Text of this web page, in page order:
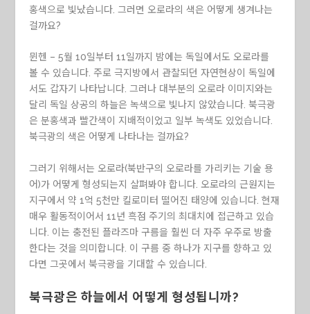
홍색으로 빛났습니다. 그러면 오로라의 색은 어떻게 생겨나는
걸까요?
뮌헨 – 5월 10일부터 11일까지 밤에는 독일에서도 오로라를
볼 수 있습니다. 주로 극지방에서 관찰되던 자연현상이 독일에
서도 갑자기 나타납니다. 그러나 대부분의 오로라 이미지와는
달리 독일 상공의 하늘은 녹색으로 빛나지 않았습니다. 북극광
은 분홍색과 빨간색이 지배적이었고 일부 녹색도 있었습니다.
북극광의 색은 어떻게 나타나는 걸까요?
그러기 위해서는 오로라(북반구의 오로라를 가리키는 기술 용
어)가 어떻게 형성되는지 살펴봐야 합니다. 오로라의 근원지는
지구에서 약 1억 5천만 킬로미터 떨어진 태양에 있습니다. 현재
매우 활동적이어서 11년 흑점 주기의 최대치에 접근하고 있습
니다. 이는 충전된 플라즈마 구름을 훨씬 더 자주 우주로 방출
한다는 것을 의미합니다. 이 구름 중 하나가 지구를 향하고 있
다면 그곳에서 북극광을 기대할 수 있습니다.
북극광은 하늘에서 어떻게 형성됩니까?